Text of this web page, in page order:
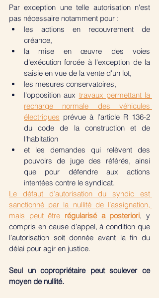
Par exception une telle autorisation n'est
pas nécessaire notamment pour :
les actions en recouvrement de
créance,
la mise en œuvre des voies
d'exécution forcée à l'exception de la
saisie en vue de la vente d'un lot,
les mesures conservatoires,
l'opposition aux travaux permettant la
recharge normale des véhicules
électriques prévue à l'article R 136-2
du code de la construction et de
l'habitation
et les demandes qui relèvent des
pouvoirs de juge des référés, ainsi
que pour défendre aux actions
intentées contre le syndicat.
Le défaut d’autorisation du syndic est
sanctionné par la nullité de l’assignation,
mais peut être régularisé a posteriori, y
compris en cause d’appel, à condition que
l’autorisation soit donnée avant la fin du
délai pour agir en justice.
Seul un copropriétaire peut soulever ce
moyen de nullité.